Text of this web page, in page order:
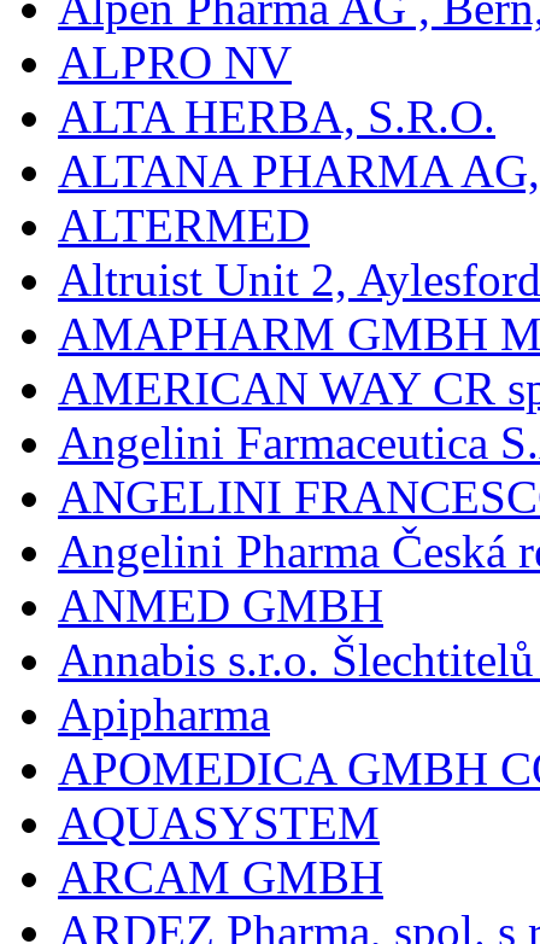
ALPRO NV
ALTA HERBA, S.R.O.
ALTANA PHARMA
ALTERMED
Altruist Unit 2, Aylesford
AMAPHARM GMBH
AMERICAN WAY CR
Angelini Farmaceutica
ANGELINI
Angelini Pharma Česká
ANMED GMBH
Annabis s.r.o.
Apipharma
APOMEDICA GMBH
AQUASYSTEM
ARCAM GMBH
ARDEZ Pharma, spol. s